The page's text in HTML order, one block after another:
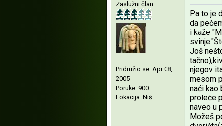
Zaslužni član
Pridružio se: Apr 08,
2005
Poruke: 900
Lokacija: Niš
Pa to je
da
i kaže
Još
njegov
mesom
naći kao
proleće
naveo u
Možeš